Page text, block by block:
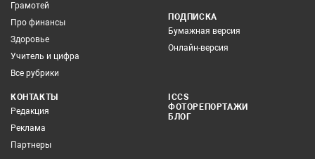
Грамотей
Про финансы
Здоровье
Учитель и цифра
Все рубрики
ПОДПИСКА
Бумажная версия
Онлайн-версия
КОНТАКТЫ
Редакция
Реклама
Партнеры
ICCS
ФОТОРЕПОРТАЖИ
БЛОГ